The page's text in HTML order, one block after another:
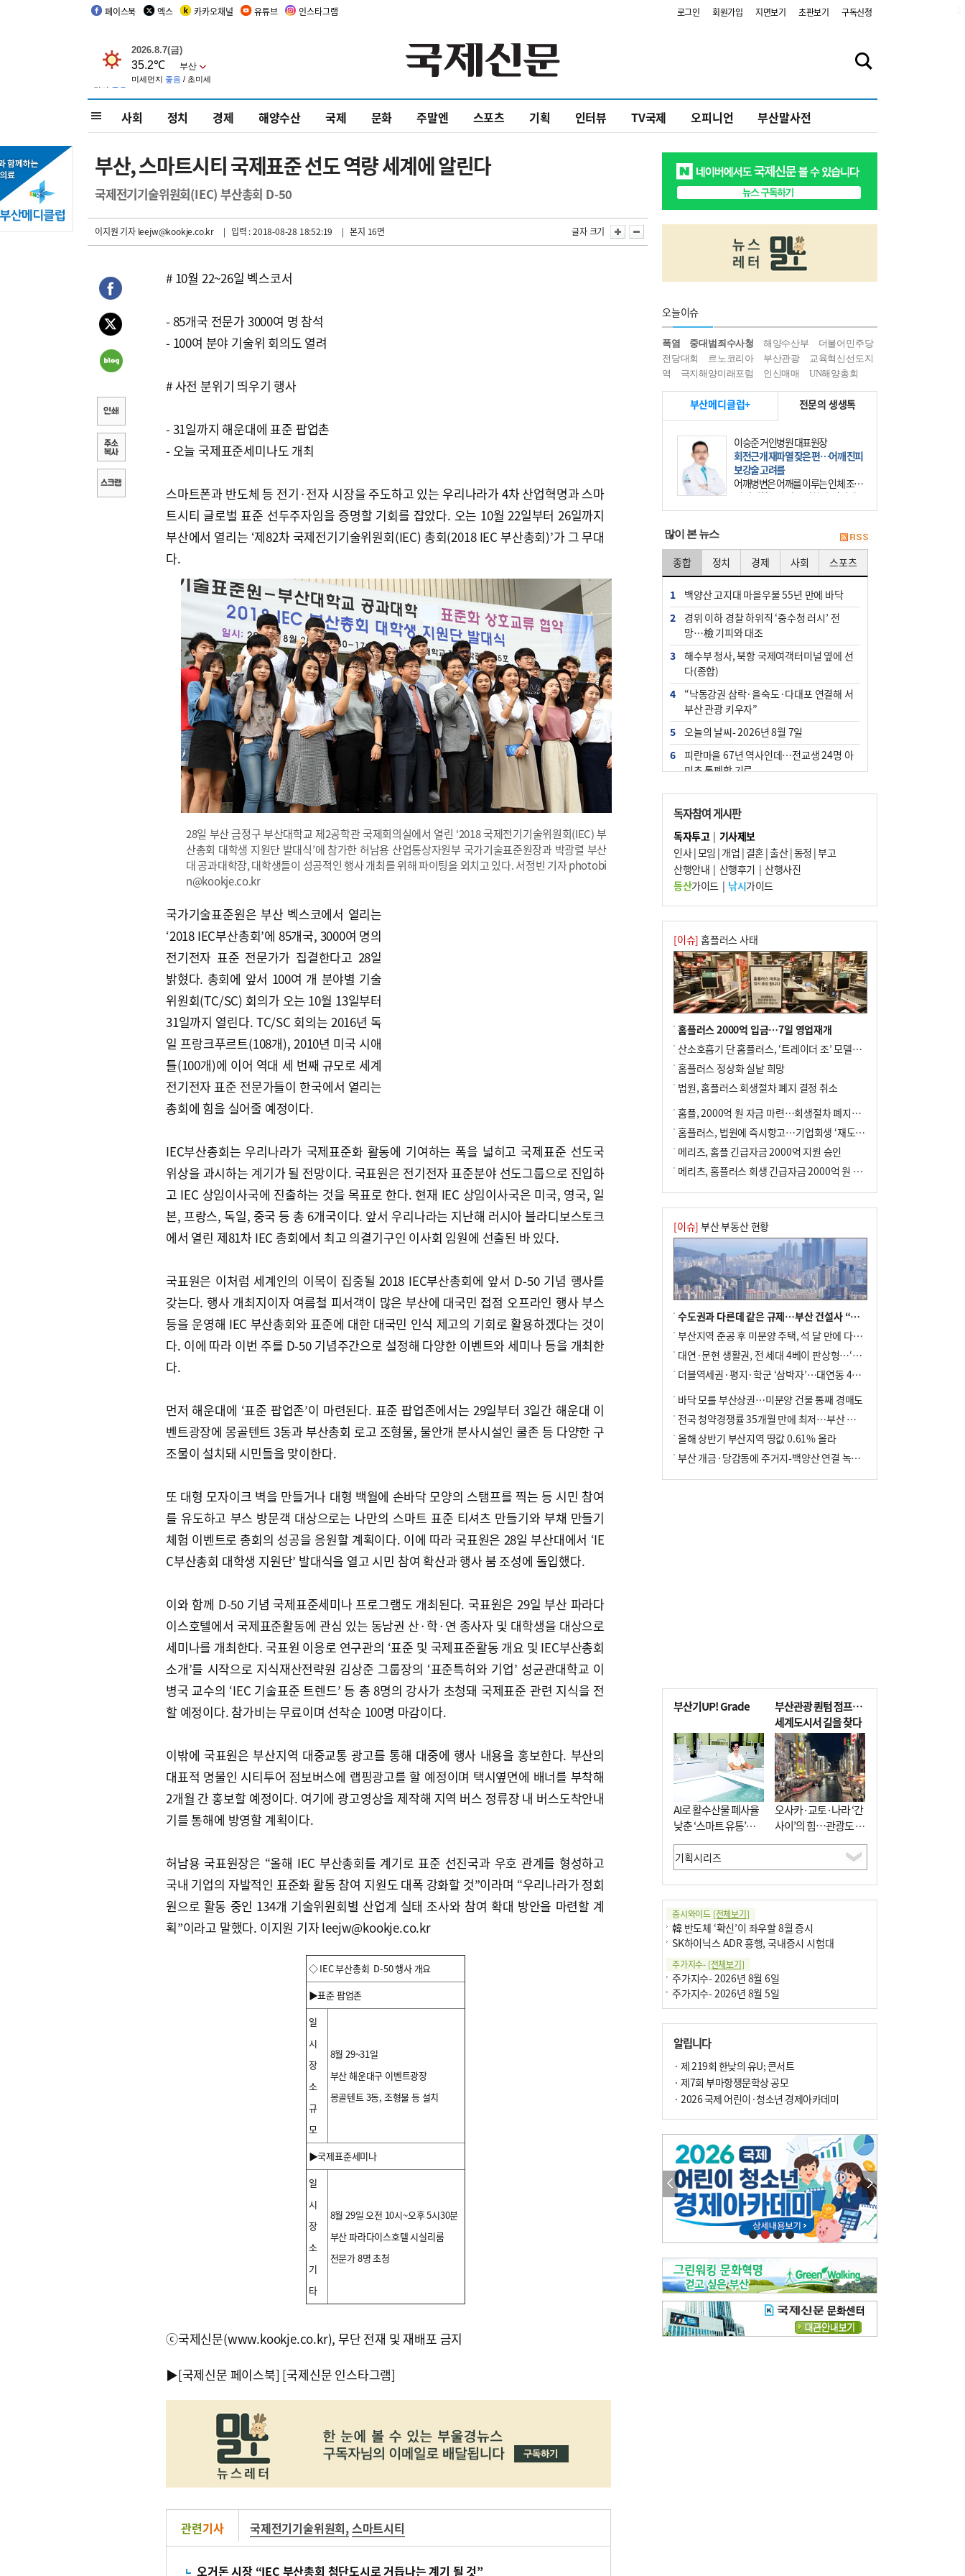
페이스북 엑스 카카오채널 유튜브 인스타그램 로그인 회원가입 지면보기 초판보기 구독신청
사회 정치 경제 해양수산 국제 문화 주말엔 스포츠 기획 인터뷰 TV국제 오피니언 부산말사전
부산, 스마트시티 국제표준 선도 역량 세계에 알린다
국제전기기술위원회(IEC) 부산총회 D-50
이지원 기자leejw@kookje.co.kr | 입력 : 2018-08-28 18:52:19 | 본지 16면 글자 크기
# 10월 22~26일 벡스코서
- 85개국 전문가 3000여 명 참석
- 100여 분야 기술위 회의도 열려
# 사전 분위기 띄우기 행사
- 31일까지 해운대에 표준 팝업촌
- 오늘 국제표준세미나도 개최
스마트폰과 반도체 등 전기·전자 시장을 주도하고 있는 우리나라가 4차 산업혁명과 스마
트시티 글로벌 표준 선두주자임을 증명할 기회를 잡았다. 오는 10월 22일부터 26일까지
부산에서 열리는 ‘제82차 국제전기기술위원회(IEC) 총회(2018 IEC 부산총회)’가 그 무대
다.
28일 부산 금정구 부산대학교 제2공학관 국제회의실에서 열린 ‘2018 국제전기기술위원회(IEC) 부
산총회 대학생 지원단 발대식’에 참가한 허남용 산업통상자원부 국가기술표준원장과 박광렬 부산
대 공과대학장, 대학생들이 성공적인 행사 개최를 위해 파이팅을 외치고 있다. 서정빈 기자 photobi
n@kookje.co.kr
국가기술표준원은 부산 벡스코에서 열리는
‘2018 IEC부산총회’에 85개국, 3000여 명의
전기전자 표준 전문가가 집결한다고 28일
밝혔다. 총회에 앞서 100여 개 분야별 기술
위원회(TC/SC) 회의가 오는 10월 13일부터
31일까지 열린다. TC/SC 회의는 2016년 독
일 프랑크푸르트(108개), 2010년 미국 시애
틀(100개)에 이어 역대 세 번째 규모로 세계
전기전자 표준 전문가들이 한국에서 열리는
총회에 힘을 실어줄 예정이다.
IEC부산총회는 우리나라가 국제표준화 활동에 기여하는 폭을 넓히고 국제표준 선도국
위상을 과시하는 계기가 될 전망이다. 국표원은 전기전자 표준분야 선도그룹으로 진입하
고 IEC 상임이사국에 진출하는 것을 목표로 한다. 현재 IEC 상임이사국은 미국, 영국, 일
본, 프랑스, 독일, 중국 등 총 6개국이다. 앞서 우리나라는 지난해 러시아 블라디보스토크
에서 열린 제81차 IEC 총회에서 최고 의결기구인 이사회 임원에 선출된 바 있다.
국표원은 이처럼 세계인의 이목이 집중될 2018 IEC부산총회에 앞서 D-50 기념 행사를
갖는다. 행사 개최지이자 여름철 피서객이 많은 부산에 대국민 접점 오프라인 행사 부스
등을 운영해 IEC 부산총회와 표준에 대한 대국민 인식 제고의 기회로 활용하겠다는 것이
다. 이에 따라 이번 주를 D-50 기념주간으로 설정해 다양한 이벤트와 세미나 등을 개최한
다.
먼저 해운대에 ‘표준 팝업존’이 마련된다. 표준 팝업존에서는 29일부터 3일간 해운대 이
벤트광장에 몽골텐트 3동과 부산총회 로고 조형물, 물안개 분사시설인 쿨존 등 다양한 구
조물이 설치돼 시민들을 맞이한다.
또 대형 모자이크 벽을 만들거나 대형 백월에 손바닥 모양의 스탬프를 찍는 등 시민 참여
를 유도하고 부스 방문객 대상으로는 나만의 스마트 표준 티셔츠 만들기와 부채 만들기
체험 이벤트로 총회의 성공을 응원할 계획이다. 이에 따라 국표원은 28일 부산대에서 ‘IE
C부산총회 대학생 지원단’ 발대식을 열고 시민 참여 확산과 행사 붐 조성에 돌입했다.
이와 함께 D-50 기념 국제표준세미나 프로그램도 개최된다. 국표원은 29일 부산 파라다
이스호텔에서 국제표준활동에 관심 있는 동남권 산·학·연 종사자 및 대학생을 대상으로
세미나를 개최한다. 국표원 이응로 연구관의 ‘표준 및 국제표준활동 개요 및 IEC부산총회
소개’를 시작으로 지식재산전략원 김상준 그룹장의 ‘표준특허와 기업’ 성균관대학교 이
병국 교수의 ‘IEC 기술표준 트렌드’ 등 총 8명의 강사가 초청돼 국제표준 관련 지식을 전
할 예정이다. 참가비는 무료이며 선착순 100명 마감이다.
이밖에 국표원은 부산지역 대중교통 광고를 통해 대중에 행사 내용을 홍보한다. 부산의
대표적 명물인 시티투어 점보버스에 랩핑광고를 할 예정이며 택시옆면에 배너를 부착해
2개월 간 홍보할 예정이다. 여기에 광고영상을 제작해 지역 버스 정류장 내 버스도착안내
기를 통해에 방영할 계획이다.
허남용 국표원장은 “올해 IEC 부산총회를 계기로 표준 선진국과 우호 관계를 형성하고
국내 기업의 자발적인 표준화 활동 참여 지원도 대폭 강화할 것”이라며 “우리나라가 정회
원으로 활동 중인 134개 기술위원회별 산업계 실태 조사와 참여 확대 방안을 마련할 계
획”이라고 말했다. 이지원 기자 leejw@kookje.co.kr
◇ IEC 부산총회 D-50 행사 개요
▶표준 팝업존
일
시
장
소
규
모
8월 29~31일
부산 해운대구 이벤트광장
몽골텐트 3동, 조형물 등 설치
▶국제표준세미나
일
시
장
소
기
타
8월 29일 오전 10시~오후 5시30분
부산 파라다이스호텔 시실리룸
전문가 8명 초청
ⓒ국제신문(www.kookje.co.kr), 무단 전재 및 재배포 금지
▶[국제신문 페이스북] [국제신문 인스타그램]
관련기사 국제전기기술위원회,스마트시티
오거돈 시장 “IEC 부산총회 첨단도시로 거듭나는 계기 될 것”
오늘이슈
폭염 중대범죄수사청 해양수산부
더불어민주당
전당대회
르노코리아 부산관광
교육혁신선도지
역
극지해양미래포럼 인신매매 UN해양총회
부산메디클럽+ 전문의 생생톡
이승준 거인병원 대표원장
회전근개 재파열 잦은 편…어깨 진피
보강술 고려를
어깨병변은 어깨를 이루는 인체 조직
에 발생하는 손상을 말한다. 여기에
는 오십견과 회전근개 증후군, 어깨
많이 본 뉴스
종합 정치 경제 사회 스포츠
1
백양산 고지대 마을우물 55년 만에 바닥
2
경위 이하 경찰 하위직 ‘중수청 러시’ 전
망…檢 기피와 대조
3
해수부 청사, 북항 국제여객터미널 옆에 선
다(종합)
4
“낙동강권 삼락·을숙도·다대포 연결해 서
부산 관광 키우자”
5
오늘의 날씨- 2026년 8월 7일
6
피란마을 67년 역사인데…전교생 24명 아
미초 통폐합 기로
7
[사설] 해수부 신청사 북항으로 확정, 해양
수도 도약의 전환점
8
부울경 주말부터 비소식…‘극한 폭염’ 한풀
꺾일 듯
9
외국인 선원 ‘인신매매 경유지’ 된 부산…
우려가 현실로
10 르노 못 타는 부산시장…관용차 규정에 막
힌 지역기업 응원
독자참여 게시판
독자투고| 기사제보
인사|모임 | 개업 | 결혼|출산|동정 |부고
산행안내 | 산행후기 | 산행사진
등산가이드| 낚시가이드
[이슈] 홈플러스 사태
홈플러스 2000억 입금…7일 영업재개
산소호흡기 단 홈플러스, ‘트레이더 조’ 모델로 살아날까
홈플러스 정상화 실낱 희망
법원, 홈플러스 회생절차 폐지 결정 취소
홈플, 2000억 원 자금 마련…회생절차 폐지에 즉시항고(종합)
홈플러스, 법원에 즉시항고…기업회생 ‘재도전’
메리츠, 홈플 긴급자금 2000억 지원 승인
메리츠, 홈플러스 회생 긴급자금 2000억 원 지원 승인
[이슈] 부산 부동산 현황
수도권과 다른데 같은 규제…부산 건설사 “쓰러지기 직전”
부산지역 준공 후 미분양 주택, 석 달 만에 다시 3000가구 넘어서
대연·문현 생활권, 전 세대 4베이 판상형…‘더샵 트리센트’ 내달 분양
더블역세권·평지·학군 ‘삼박자’…대연동 42층 브랜드 단지
바닥 모를 부산상권…미분양 건물 통째 경매도
전국 청약경쟁률 35개월 만에 최저…부산 미분양 ‘적체’ 심화
올해 상반기 부산지역 땅값 0.61% 올라
부산 개금·당감동에 주거지-백양산 연결 녹지 조성
부산기UP! Grade
AI로 활수산물 폐사율
낮춘 ‘스마트 유통’…
사막·산악지대 수출
도전
부산관광 퀀텀 점프…
세계도시서 길을 찾다
오사카·교토·나라 ‘간
사이’의 힘…관광도 뭉
쳐야 흥한다
증시와이드 [전체보기]
韓 반도체 ‘확신’이 좌우할 8월 증시
SK하이닉스 ADR 흥행, 국내증시 시험대
주가지수- [전체보기]
주가지수- 2026년 8월 6일
주가지수- 2026년 8월 5일
알립니다
· 제 219회 한낮의 유U; 콘서트
· 제7회 부마항쟁문학상 공모
· 2026 국제 어린이·청소년 경제아카데미